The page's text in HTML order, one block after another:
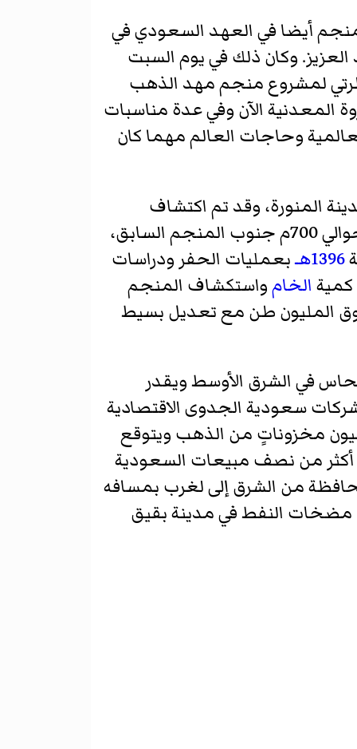
أيضا في العهد السعودي في
وكان ذلك في يوم السبت
نظرتي لمشروع منجم مهد الذهب
المعدنية الآن وفي عدة مناسبات
وحاجات العالم مهما كان
المدينة المنورة، وقد تم اكتشاف
، وعلى بعد حوالي 700م جنوب المنجم السابق،
1396هـ
بعمليات الحفر ودراسات
الخامواستكشاف المنجم
المليون طن مع تعديل بسيط
في الشرق الأوسط ويقدر
سعودية الجدوى الاقتصادية
مخزوناتٍ من الذهب ويتوقع
أكثر من نصف مبيعات السعودية
من الشرق إلى لغرب بمسافه
مضخات النفط في مدينة بقيق